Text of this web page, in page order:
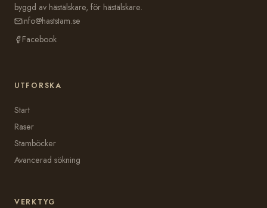
byggd av hästälskare, för hästälskare.
info@haststam.se
Facebook
UTFORSKA
Start
Raser
Stamböcker
Avancerad sökning
VERKTYG